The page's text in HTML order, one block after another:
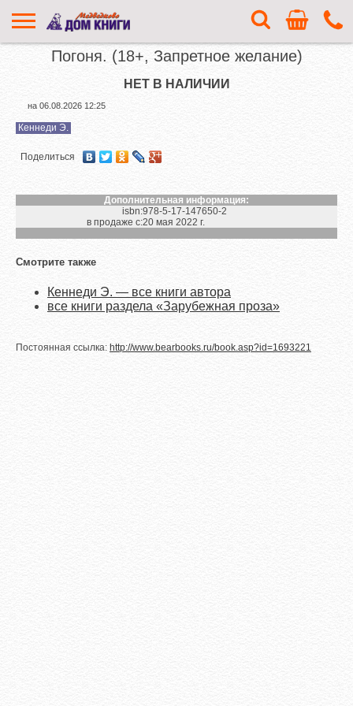
Погоня. (18+, Запретное желание)
Кеннеди Э.
Поделиться
Дополнительная информация:
isbn:978-5-17-147650-2
в продаже с:20 мая 2022 г.
Смотрите также
Кеннеди Э. — все книги автора
все книги раздела «Зарубежная проза»
Постоянная ссылка: http://www.bearbooks.ru/book.asp?id=1693221
НЕТ В НАЛИЧИИ
на 06.08.2026 12:25